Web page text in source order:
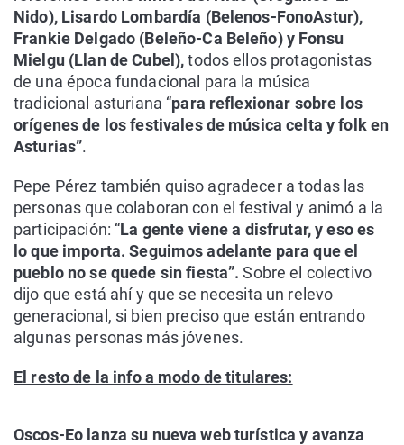
Nido), Lisardo Lombardía (Belenos-FonoAstur),
Frankie Delgado (Beleño-Ca Beleño) y Fonsu
Mielgu (Llan de Cubel),todos ellos protagonistas
de una época fundacional para la música
tradicional asturiana “para reflexionar sobre los
orígenes de los festivales de música celta y folk en
Asturias”.
Pepe Pérez también quiso agradecer a todas las
personas que colaboran con el festival y animó a la
participación: “La gente viene a disfrutar, y eso es
lo que importa. Seguimos adelante para que el
pueblo no se quede sin fiesta”. Sobre el colectivo
dijo que está ahí y que se necesita un relevo
generacional, si bien preciso que están entrando
algunas personas más jóvenes.
El resto de la info a modo de titulares:
Oscos-Eo lanza su nueva web turística y avanza